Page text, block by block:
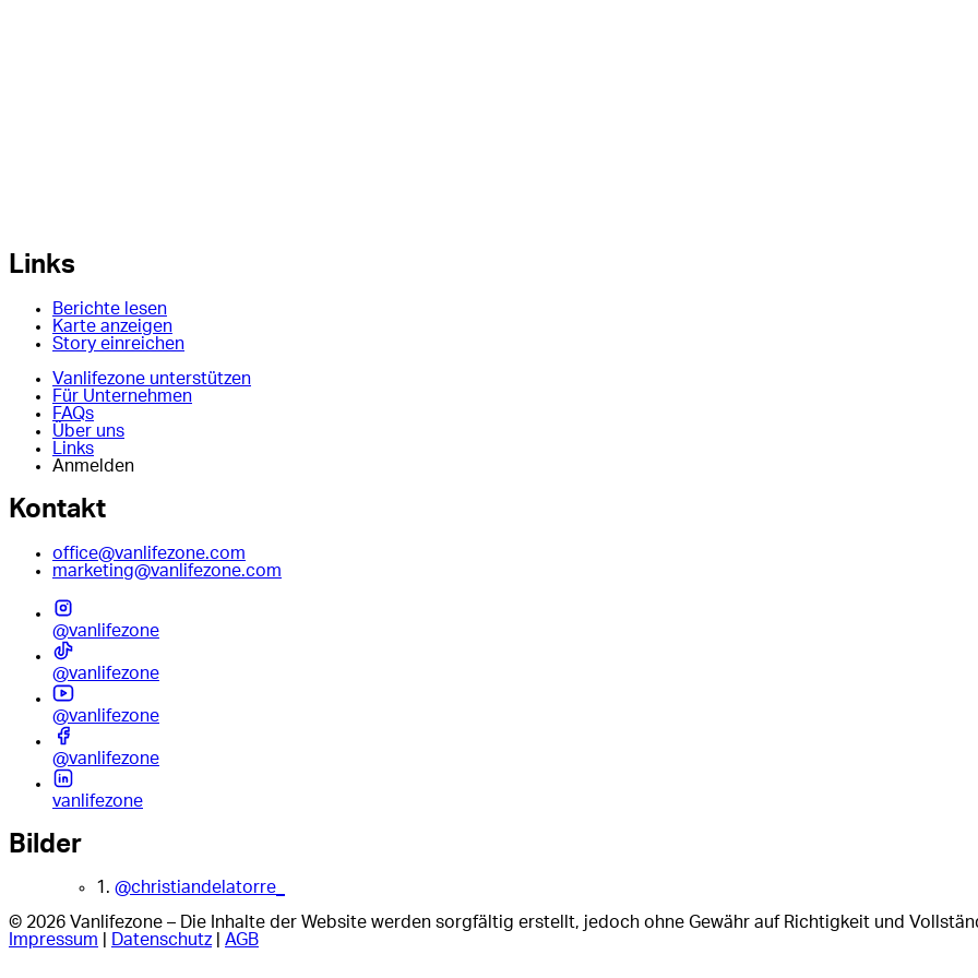
Links
Berichte lesen
Karte anzeigen
Story einreichen
Vanlifezone unterstützen
Für Unternehmen
FAQs
Über uns
Links
Anmelden
Kontakt
office@vanlifezone.com
marketing@vanlifezone.com
@vanlifezone
@vanlifezone
@vanlifezone
@vanlifezone
vanlifezone
Bilder
1. @christiandelatorre_
© 2026 Vanlifezone – Die Inhalte der Website werden sorgfältig erstellt, jedoch ohne Gewähr auf Richtigkeit und
Impressum
Datenschutz| AGB